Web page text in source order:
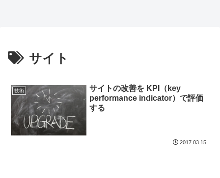
サイト
技術
サイトの改善を KPI（key
performance indicator）で評価
する
2017.03.15